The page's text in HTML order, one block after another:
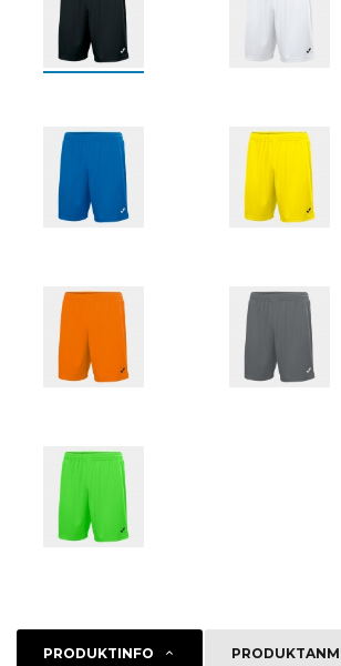
PRODUKTINFO